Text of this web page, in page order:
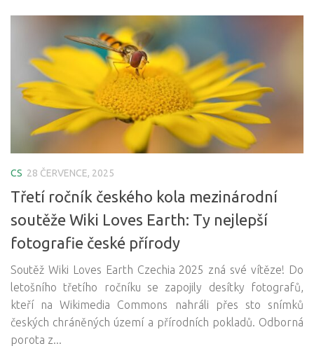
CS 28 ČERVENCE, 2025
Třetí ročník českého kola mezinárodní
soutěže Wiki Loves Earth: Ty nejlepší
fotografie české přírody
Soutěž Wiki Loves Earth Czechia 2025 zná své vítěze! Do
letošního třetího ročníku se zapojily desítky fotografů,
kteří na Wikimedia Commons nahráli přes sto snímků
českých chráněných území a přírodních pokladů. Odborná
porota z...